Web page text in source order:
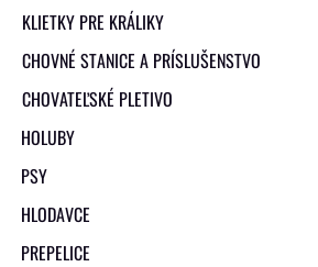
KLIETKY PRE KRÁLIKY
CHOVNÉ STANICE A PRÍSLUŠENSTVO
CHOVATEĽSKÉ PLETIVO
HOLUBY
PSY
HLODAVCE
PREPELICE